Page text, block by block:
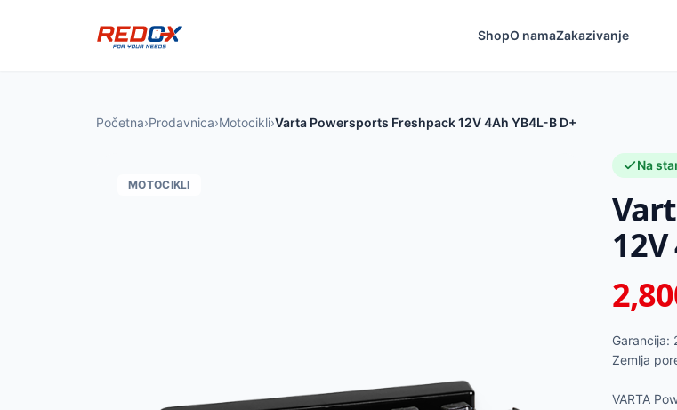
ShopO namaZakazivanje
Početna›Prodavnica›Motocikli›Varta Powersports Freshpack 12V 4Ah YB4L-B D+
MOTOCIKLI
Na
Garancija:
Zemlja
VARTA